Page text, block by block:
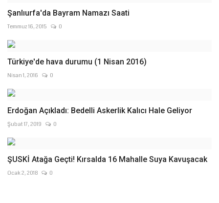
Şanlıurfa'da Bayram Namazı Saati
Temmuz 16, 2015 0
Türkiye'de hava durumu (1 Nisan 2016)
Nisan 1, 2016 0
Erdoğan Açıkladı: Bedelli Askerlik Kalıcı Hale Geliyor
Şubat 17, 2019 0
ŞUSKİ Atağa Geçti! Kırsalda 16 Mahalle Suya Kavuşacak
Ocak 2, 2018 0